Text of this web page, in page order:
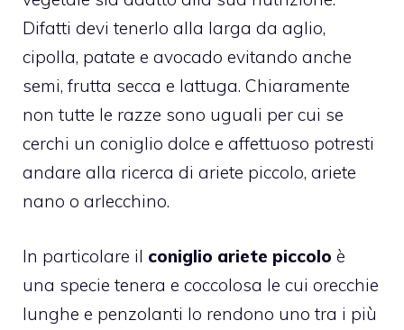
Difatti devi tenerlo alla larga da aglio,
cipolla, patate e avocado evitando anche
semi, frutta secca e lattuga. Chiaramente
non tutte le razze sono uguali per cui se
cerchi un coniglio dolce e affettuoso potresti
andare alla ricerca di ariete piccolo, ariete
nano o arlecchino.
In particolare il coniglio ariete piccolo è
una specie tenera e coccolosa le cui orecchie
lunghe e penzolanti lo rendono uno tra i più